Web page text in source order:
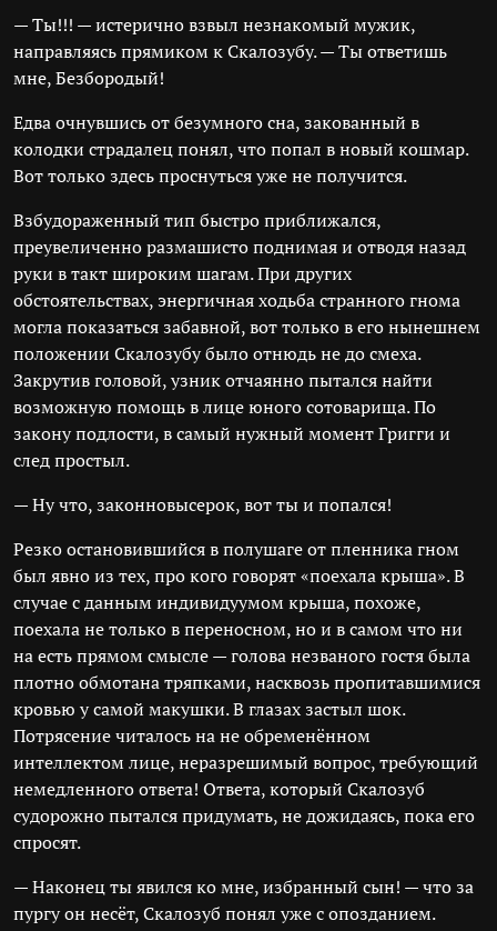
— Ты!!! — истерично взвыл незнакомый мужик,
направляясь прямиком к Скалозубу. — Ты ответишь
мне, Безбородый!
Едва очнувшись от безумного сна, закованный в
колодки страдалец понял, что попал в новый кошмар.
Вот только здесь проснуться уже не получится.
Взбудораженный тип быстро приближался,
преувеличенно размашисто поднимая и отводя назад
руки в такт широким шагам. При других
обстоятельствах, энергичная ходьба странного гнома
могла показаться забавной, вот только в его нынешнем
положении Скалозубу было отнюдь не до смеха.
Закрутив головой, узник отчаянно пытался найти
возможную помощь в лице юного сотоварища. По
закону подлости, в самый нужный момент Григги и
след простыл.
— Ну что, законновысерок, вот ты и попался!
Резко остановившийся в полушаге от пленника гном
был явно из тех, про кого говорят «поехала крыша». В
случае с данным индивидуумом крыша, похоже,
поехала не только в переносном, но и в самом что ни
на есть прямом смысле — голова незваного гостя была
плотно обмотана тряпками, насквозь пропитавшимися
кровью у самой макушки. В глазах застыл шок.
Потрясение читалось на не обременённом
интеллектом лице, неразрешимый вопрос, требующий
немедленного ответа! Ответа, который Скалозуб
судорожно пытался придумать, не дожидаясь, пока его
спросят.
— Наконец ты явился ко мне, избранный сын! — что за
пургу он несёт, Скалозуб понял уже с опозданием.